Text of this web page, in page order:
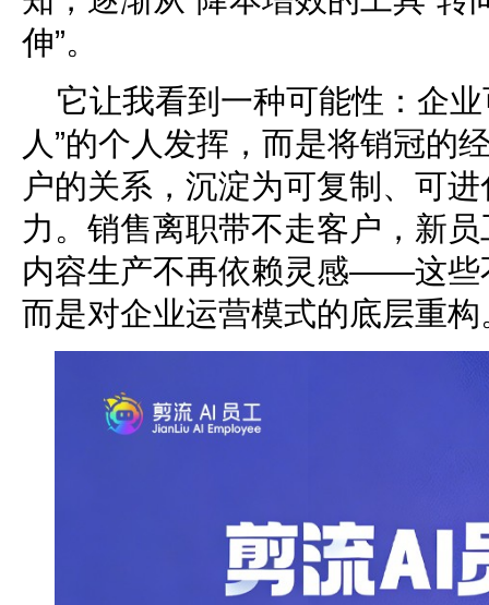
伸”。
它让我看到一种可能性：企
人”的个人发挥，而是将销冠的
户的关系，沉淀为可复制、可
力。销售离职带不走客户，新
内容生产不再依赖灵感——这些
而是对企业运营模式的底层重构